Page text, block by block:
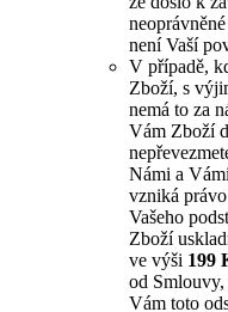
není Vaší
V případě,
Zboží, s
nemá to za
Vám Zboží
Námi a
vzniká
Vašeho
Zboží
ve výši 199
od
Vám toto